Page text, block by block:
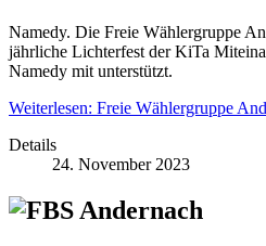
Namedy. Die Freie Wählergruppe
jährliche Lichterfest der KiTa
Namedy mit unterstützt.
Weiterlesen: Freie Wählergruppe
Details
24. November 2023